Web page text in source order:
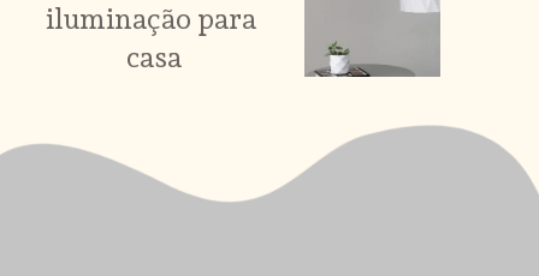
iluminação para
casa